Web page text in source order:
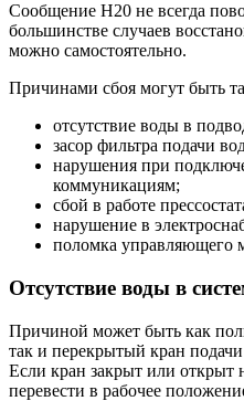
Сообщение H20 не всегда
большинстве случаев
можно самостоятельно.
Причинами сбоя могут быть
отсутствие воды в
засор фильтра подачи
нарушения при
коммуникациям;
сбой в работе
нарушение в
поломка управляющего
Отсутствие воды в
Причиной может быть как
так и перекрытый кран
Если кран закрыт или открыт
перевести в рабочее